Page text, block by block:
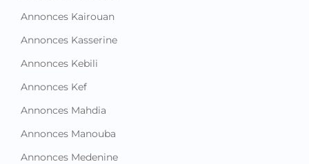
Annonces Kairouan
Annonces Kasserine
Annonces Kebili
Annonces Kef
Annonces Mahdia
Annonces Manouba
Annonces Medenine